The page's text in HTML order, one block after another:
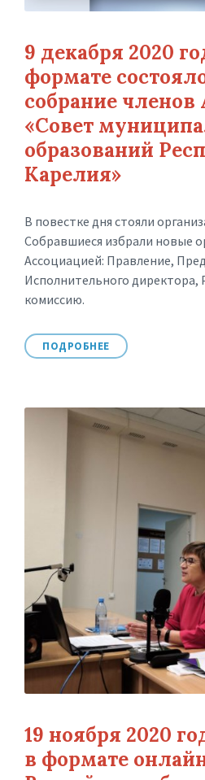
9 декабря 2020
формате
собрание
«Совет
образований
Карелия»
В повестке дня стояли
Собравшиеся избрали новые
Ассоциацией: Правление,
Исполнительного директора,
комиссию.
ПОДРОБНЕЕ
19 ноября 2020
в формате